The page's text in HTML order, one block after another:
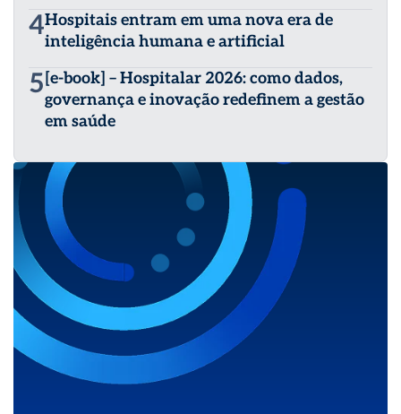
4Hospitais entram em uma nova era de
inteligência humana e artificial
5 [e-book] – Hospitalar 2026: como dados,
governança e inovação redefinem a gestão
em saúde